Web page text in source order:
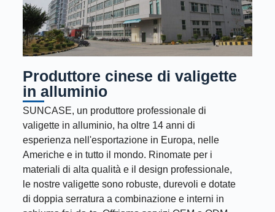
Produttore cinese di valigette
in alluminio
SUNCASE, un produttore professionale di
valigette in alluminio, ha oltre 14 anni di
esperienza nell'esportazione in Europa, nelle
Americhe e in tutto il mondo. Rinomate per i
materiali di alta qualità e il design professionale,
le nostre valigette sono robuste, durevoli e dotate
di doppia serratura a combinazione e interni in